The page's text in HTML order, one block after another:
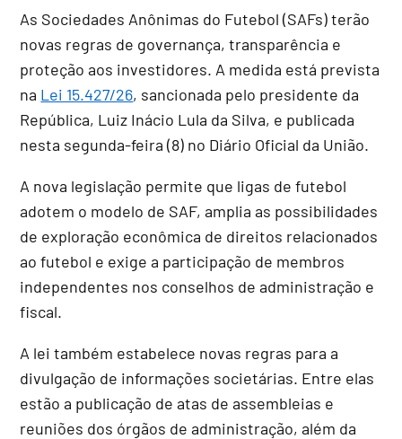
As Sociedades Anônimas do Futebol (SAFs) terão
novas regras de governança, transparência e
proteção aos investidores. A medida está prevista
na Lei 15.427/26, sancionada pelo presidente da
República, Luiz Inácio Lula da Silva, e publicada
nesta segunda-feira (8) no Diário Oficial da União.
A nova legislação permite que ligas de futebol
adotem o modelo de SAF, amplia as possibilidades
de exploração econômica de direitos relacionados
ao futebol e exige a participação de membros
independentes nos conselhos de administração e
fiscal.
A lei também estabelece novas regras para a
divulgação de informações societárias. Entre elas
estão a publicação de atas de assembleias e
reuniões dos órgãos de administração, além da